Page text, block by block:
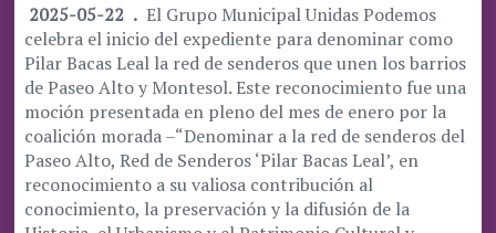
2025-05-22 . El Grupo Municipal Unidas Podemos
celebra el inicio del expediente para denominar como
Pilar Bacas Leal la red de senderos que unen los barrios
de Paseo Alto y Montesol. Este reconocimiento fue una
moción presentada en pleno del mes de enero por la
coalición morada –“Denominar a la red de senderos del
Paseo Alto, Red de Senderos ‘Pilar Bacas Leal’, en
reconocimiento a su valiosa contribución al
conocimiento, la preservación y la difusión de la